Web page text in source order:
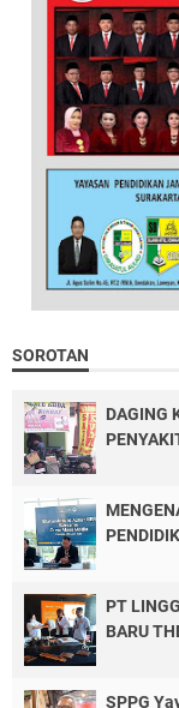
SOROTAN
DAGING
PT
BARU
SPPG